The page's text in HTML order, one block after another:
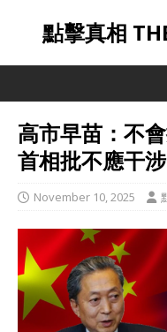
點擊真相
高市早苗：不
首相批不應干
November 10, 2025